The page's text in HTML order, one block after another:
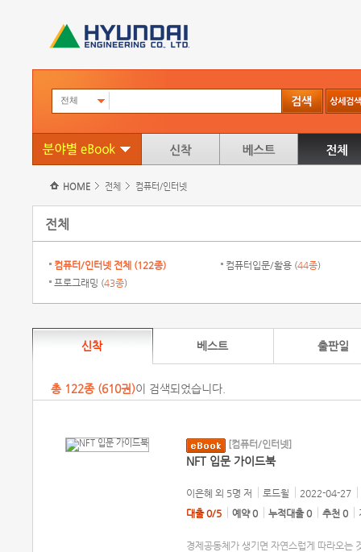
전체
HOME 전체 컴퓨터/인터넷
전체
컴퓨터/인터넷 전체 (122종) 컴퓨터입문/활용 (44종)
프로그래밍 (43종)
신착 베스트 출판일
총 122종 (610권)이 검색되었습니다.
[컴퓨터/인터넷]
NFT 입문 가이드북
이은혜 외 5명 저 로드윌
2022-04-27
대출 0/5
예약 0 누적대출 0 추천 0
경제공동체가 생기면 자연스럽게 따라오는